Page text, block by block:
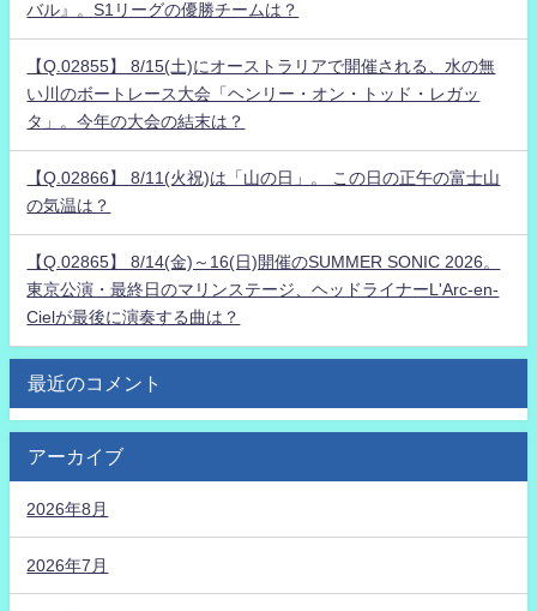
バル』。S1リーグの優勝チームは？
【Q.02855】 8/15(土)にオーストラリアで開催される、水の無
い川のボートレース大会「ヘンリー・オン・トッド・レガッ
タ」。今年の大会の結末は？
【Q.02866】 8/11(火祝)は「山の日」。 この日の正午の富士山
の気温は？
【Q.02865】 8/14(金)～16(日)開催のSUMMER SONIC 2026。
東京公演・最終日のマリンステージ、ヘッドライナーL'Arc-en-
Cielが最後に演奏する曲は？
最近のコメント
アーカイブ
2026年8月
2026年7月